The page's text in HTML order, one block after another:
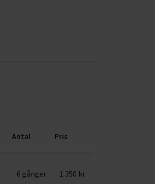
Antal Pris
6 gånger 1 350 kr